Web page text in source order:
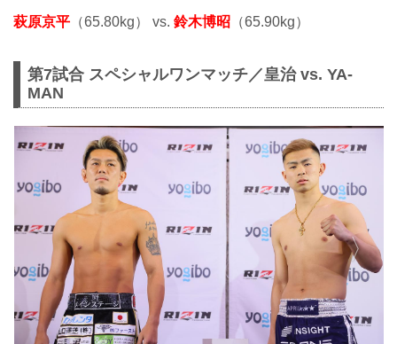
萩原京平 （65.80kg） vs. 鈴木博昭 （65.90kg）
第7試合 スペシャルワンマッチ／皇治 vs. YA-
MAN